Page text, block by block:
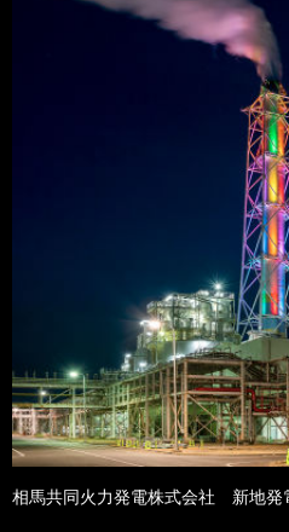
相馬共同火力発電株式会社 新地発